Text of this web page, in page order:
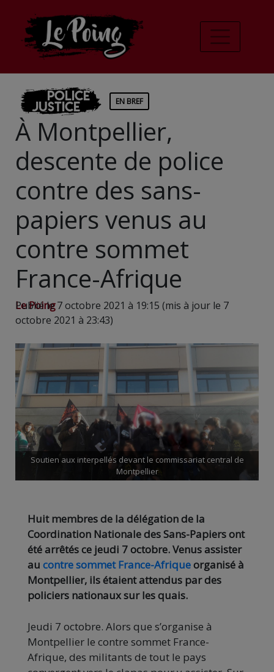
Police
Justice EN BREF
À Montpellier,
descente de police
contre des sans-
papiers venus au
contre sommet
France-Afrique
Le Poing
Publié le 7 octobre 2021 à 19:15 (mis à jour le 7
octobre 2021 à 23:43)
Soutien aux interpellés devant le commissariat central de
Montpellier
Huit membres de la délégation de la
Coordination Nationale des Sans-Papiers ont
été arrêtés ce jeudi 7 octobre. Venus assister
au contre sommet France-Afriqueorganisé à
Montpellier, ils étaient attendus par des
policiers nationaux sur les quais.
Jeudi 7 octobre. Alors que s’organise à
Montpellier le contre sommet France-
Afrique, des militants de tout le pays